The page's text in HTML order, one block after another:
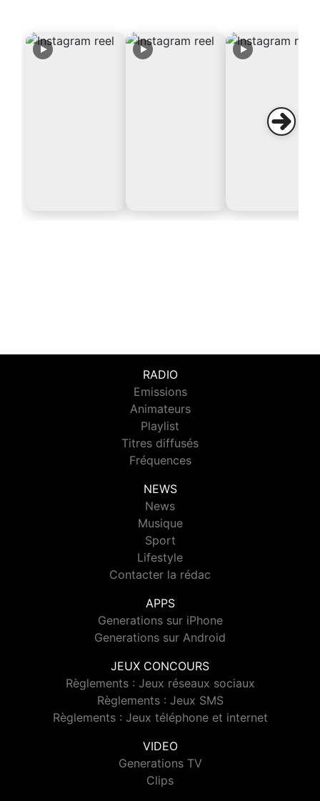
RADIO
Emissions
Animateurs
Playlist
Titres diffusés
Fréquences
NEWS
News
Musique
Sport
Lifestyle
Contacter la rédac
APPS
Generations sur iPhone
Generations sur Android
JEUX CONCOURS
Règlements : Jeux réseaux sociaux
Règlements : Jeux SMS
Règlements : Jeux téléphone et internet
VIDEO
Generations TV
Clips